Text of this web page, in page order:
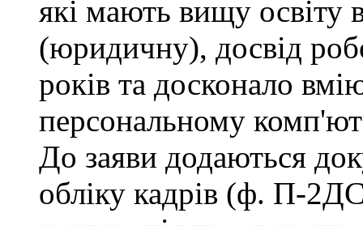
які мають вищу освіту
(юридичну), досвід
років та досконало
персональному
До заяви додаються
обліку кадрів (ф. П-